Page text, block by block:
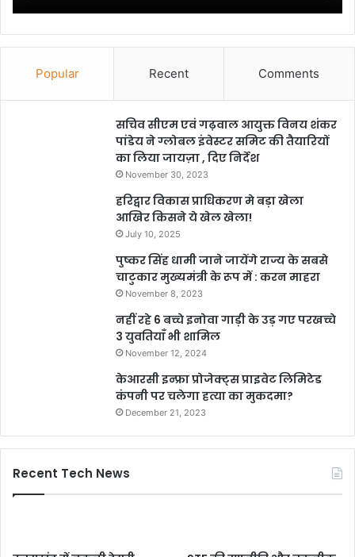
Popular Recent Comments
सचिव सीएम एवं गढ़वाल आयुक्त विनय शंकर
पांडेय ने ग्लोबल इंवेस्टर समिट की तैयारियों
का लिया जायज़ा , दिए निर्देश
November 30, 2023
हरिद्वार विकास प्राधिकरण मे बड़ा खेला
आखिर किसने ये खेल खेला!
July 10, 2025
पुष्कर सिंह धामी जाने जायेंगे राज्य के सबसे
चाटुकार मुख्यमंत्री के रूप में : करन माहरा
November 8, 2023
नहीं रहे 6 बच्चे इनोवा गाड़ी के उड़ गए परखच्चे
3 युवतियाँ भी शामिल
November 12, 2024
केआरसी इन्फ्रा प्रोजेक्ट्स प्राइवेट लिमिटेड
कंपनी पर चलेगा हत्या का मुकदमा?
December 21, 2023
Recent Tech News